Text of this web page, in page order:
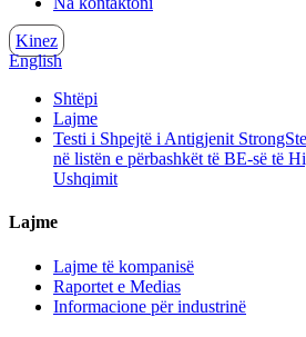
Kinez
English
Shtëpi
Lajme
Testi i Shpejtë i Antigjenit
në listën e përbashkët të BE-së të
Ushqimit
Lajme
Lajme të kompanisë
Raportet e Medias
Informacione për industrinë